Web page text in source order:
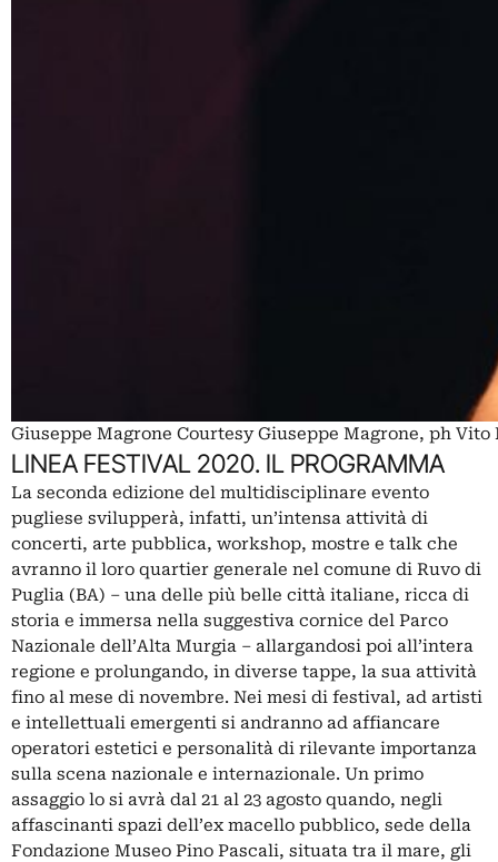
Giuseppe Magrone Courtesy Giuseppe Magrone, ph Vito
LINEA FESTIVAL 2020. IL PROGRAMMA
La seconda edizione del multidisciplinare evento
pugliese svilupperà, infatti, un’intensa attività di
concerti, arte pubblica, workshop, mostre e talk che
avranno il loro quartier generale nel comune di Ruvo di
Puglia (BA) – una delle più belle città italiane, ricca di
storia e immersa nella suggestiva cornice del Parco
Nazionale dell’Alta Murgia – allargandosi poi all’intera
regione e prolungando, in diverse tappe, la sua attività
fino al mese di novembre. Nei mesi di festival, ad artisti
e intellettuali emergenti si andranno ad affiancare
operatori estetici e personalità di rilevante importanza
sulla scena nazionale e internazionale. Un primo
assaggio lo si avrà dal 21 al 23 agosto quando, negli
affascinanti spazi dell’ex macello pubblico, sede della
Fondazione Museo Pino Pascali, situata tra il mare, gli